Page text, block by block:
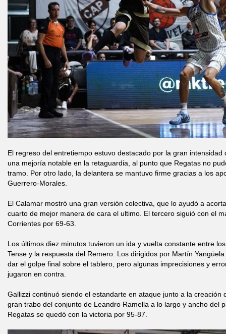
El regreso del entretiempo estuvo destacado por la gran
una mejoría notable en la retaguardia, al punto que Regatas no
tramo. Por otro lado, la delantera se mantuvo firme gracias a los
Guerrero-Morales.
El Calamar mostró una gran versión colectiva, que lo ayudó a
cuarto de mejor manera de cara el ultimo. El tercero siguió con el
Corrientes por 69-63.
Los últimos diez minutos tuvieron un ida y vuelta constante entre
Tense y la respuesta del Remero. Los dirigidos por Martín
dar el golpe final sobre el tablero, pero algunas imprecisiones y
jugaron en contra.
Gallizzi continuó siendo el estandarte en ataque junto a la creación
gran trabo del conjunto de Leandro Ramella a lo largo y ancho del
Regatas se quedó con la victoria por 95-87.